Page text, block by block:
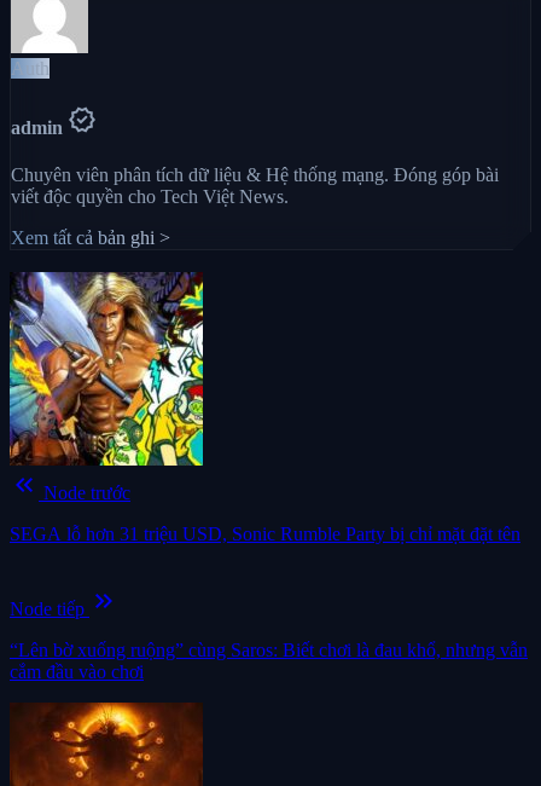
Auth
admin verified
Chuyên viên phân tích dữ liệu & Hệ thống mạng. Đóng góp bài
viết độc quyền cho Tech Việt News.
Xem tất cả bản ghi >
keyboard_double_arrow_left Node trước
SEGA lỗ hơn 31 triệu USD, Sonic Rumble Party bị chỉ mặt đặt tên
Node tiếp keyboard_double_arrow_right
“Lên bờ xuống ruộng” cùng Saros: Biết chơi là đau khổ, nhưng vẫn
cắm đầu vào chơi